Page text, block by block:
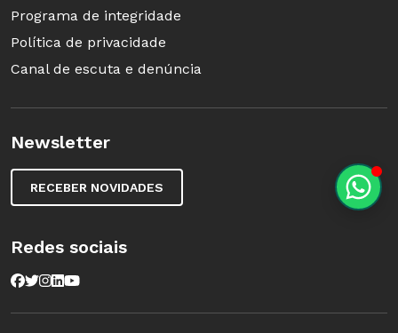
Programa de integridade
Política de privacidade
Canal de escuta e denúncia
Newsletter
RECEBER NOVIDADES
Redes sociais